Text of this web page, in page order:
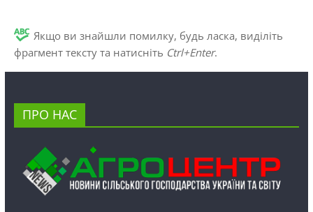
Якщо ви знайшли помилку, будь ласка, виділіть
фрагмент тексту та натисніть Ctrl+Enter.
ПРО НАС